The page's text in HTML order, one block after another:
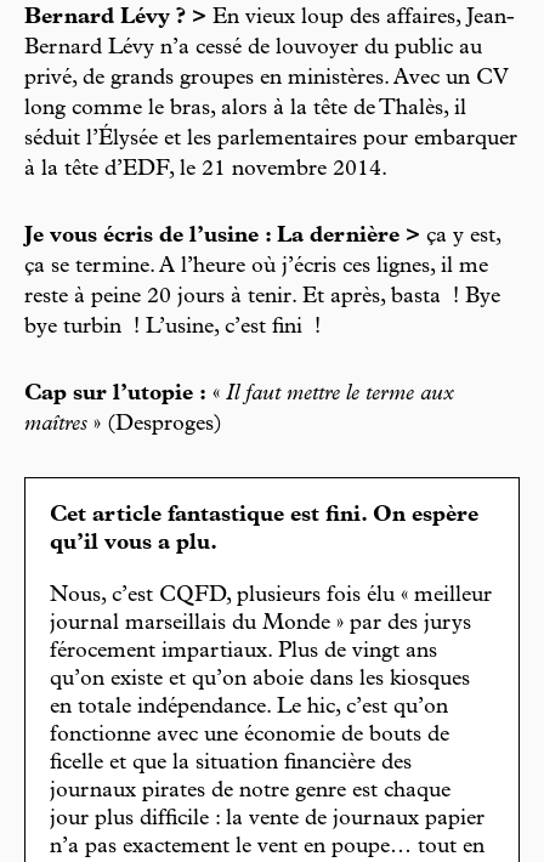
Bernard Lévy ? > En vieux loup des affaires, Jean-
Bernard Lévy n’a cessé de louvoyer du public au
privé, de grands groupes en ministères. Avec un CV
long comme le bras, alors à la tête de Thalès, il
séduit l’Élysée et les parlementaires pour embarquer
à la tête d’EDF, le 21 novembre 2014.
Je vous écris de l’usine : La dernière > ça y est,
ça se termine. A l’heure où j’écris ces lignes, il me
reste à peine 20 jours à tenir. Et après, basta ! Bye
bye turbin ! L’usine, c’est fini !
Cap sur l’utopie : « Il faut mettre le terme aux
maîtres » (Desproges)
Cet article fantastique est fini. On espère
qu’il vous a plu.
Nous, c’est CQFD, plusieurs fois élu « meilleur
journal marseillais du Monde » par des jurys
férocement impartiaux. Plus de vingt ans
qu’on existe et qu’on aboie dans les kiosques
en totale indépendance. Le hic, c’est qu’on
fonctionne avec une économie de bouts de
ficelle et que la situation financière des
journaux pirates de notre genre est chaque
jour plus difficile : la vente de journaux papier
n’a pas exactement le vent en poupe… tout en